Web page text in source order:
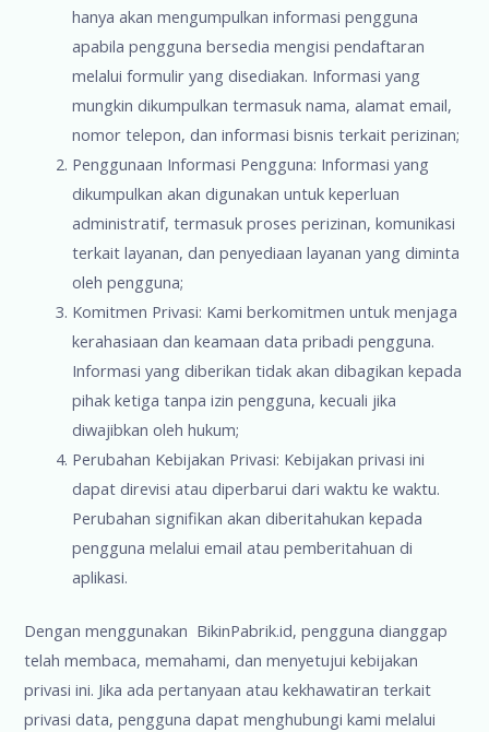
hanya akan mengumpulkan informasi pengguna
apabila pengguna bersedia mengisi pendaftaran
melalui formulir yang disediakan. Informasi yang
mungkin dikumpulkan termasuk nama, alamat email,
nomor telepon, dan informasi bisnis terkait perizinan;
Penggunaan Informasi Pengguna: Informasi yang
dikumpulkan akan digunakan untuk keperluan
administratif, termasuk proses perizinan, komunikasi
terkait layanan, dan penyediaan layanan yang diminta
oleh pengguna;
Komitmen Privasi: Kami berkomitmen untuk menjaga
kerahasiaan dan keamaan data pribadi pengguna.
Informasi yang diberikan tidak akan dibagikan kepada
pihak ketiga tanpa izin pengguna, kecuali jika
diwajibkan oleh hukum;
Perubahan Kebijakan Privasi: Kebijakan privasi ini
dapat direvisi atau diperbarui dari waktu ke waktu.
Perubahan signifikan akan diberitahukan kepada
pengguna melalui email atau pemberitahuan di
aplikasi.
Dengan menggunakan BikinPabrik.id, pengguna dianggap
telah membaca, memahami, dan menyetujui kebijakan
privasi ini. Jika ada pertanyaan atau kekhawatiran terkait
privasi data, pengguna dapat menghubungi kami melalui